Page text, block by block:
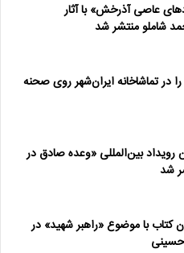
عاصی آذرخش» با آثار
شاملو منتشر شد
در تماشاخانه ایران‌شهر روی صحنه
رویداد بین‌المللی «وعده صادق در
شد
۷۰ عنوان کتاب با موضوع «راهبر شهید» در
حسینی